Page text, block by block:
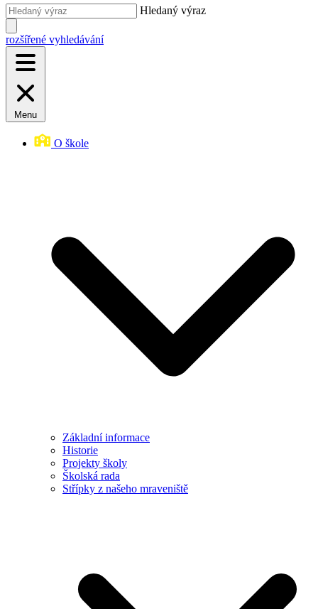
Hledaný výraz
rozšířené vyhledávání
Menu
O škole
Základní informace
Historie
Projekty školy
Školská rada
Střípky z našeho mraveniště